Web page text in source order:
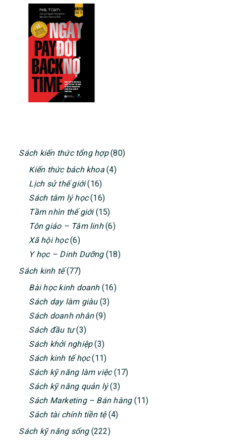
PRIMARY
SIDEBAR
Sách kiến thức tổng hợp(80)
Kiến thức bách khoa(4)
Lịch sử thế giới(16)
Sách tâm lý học(16)
Tầm nhìn thế giới(15)
Tôn giáo – Tâm linh(6)
Xã hội học(6)
Y học – Dinh Dưỡng(18)
Sách kinh tế(77)
Bài học kinh doanh(16)
Sách dạy làm giàu(3)
Sách doanh nhân(9)
Sách đầu tư(3)
Sách khởi nghiệp(3)
Sách kinh tế học(11)
Sách kỹ năng làm việc(17)
Sách kỹ năng quản lý(3)
Sách Marketing – Bán hàng(11)
Sách tài chính tiền tệ(4)
Sách kỹ năng sống(222)